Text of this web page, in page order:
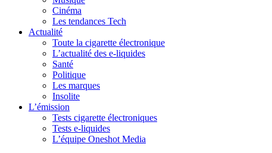
Cinéma
Les tendances Tech
Actualité
Toute la cigarette électronique
L’actualité des e-liquides
Santé
Politique
Les marques
Insolite
L’émission
Tests cigarette électroniques
Tests e-liquides
L’équipe Oneshot Media